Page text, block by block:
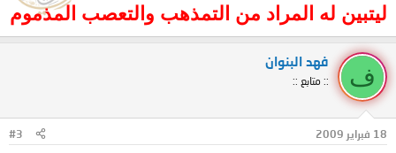
ليتبين له المراد من التمذهب والتعصب المذموم
ف
فهد البنوان
:: متابع ::
18 فبراير 2009 #3